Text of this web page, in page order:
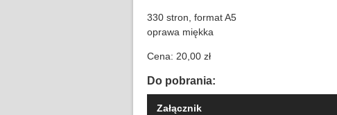
330 stron, format A5
oprawa miękka
Cena: 20,00 zł
Do pobrania:
Załącznik